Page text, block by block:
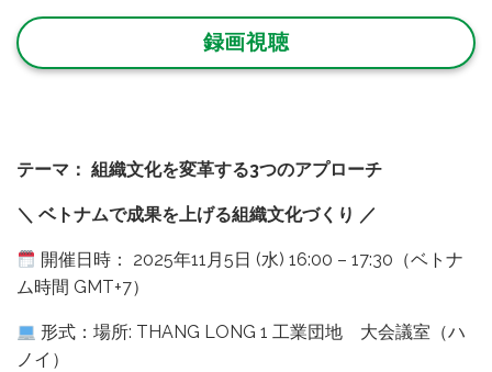
録画視聴
テーマ： 組織文化を変革する3つのアプローチ
＼ ベトナムで成果を上げる組織文化づくり ／
開催日時： 2025年11月5日 (水) 16:00 – 17:30（ベトナ
ム時間 GMT+7）
形式：場所: THANG LONG 1 工業団地 大会議室（ハ
ノイ）